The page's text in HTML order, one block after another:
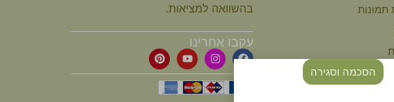
תמונות
פרטיות
בהשוואה למציאות.
עקבו אחרינו
הסכמה וסגירה